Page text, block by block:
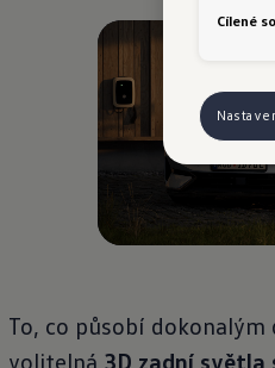
To, co působí
volitelná 3D zadní světla
Cílené